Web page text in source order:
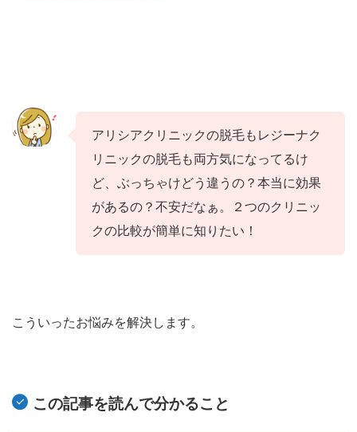
アリシアクリニックの脱毛もレジーナク
リニックの脱毛も両方気になってるけ
ど、ぶっちゃけどう違うの？本当に効果
があるの？不安だなぁ。２つのクリニッ
クの比較が簡単に知りたい！
こういったお悩みを解決します。
この記事を読んで分かること